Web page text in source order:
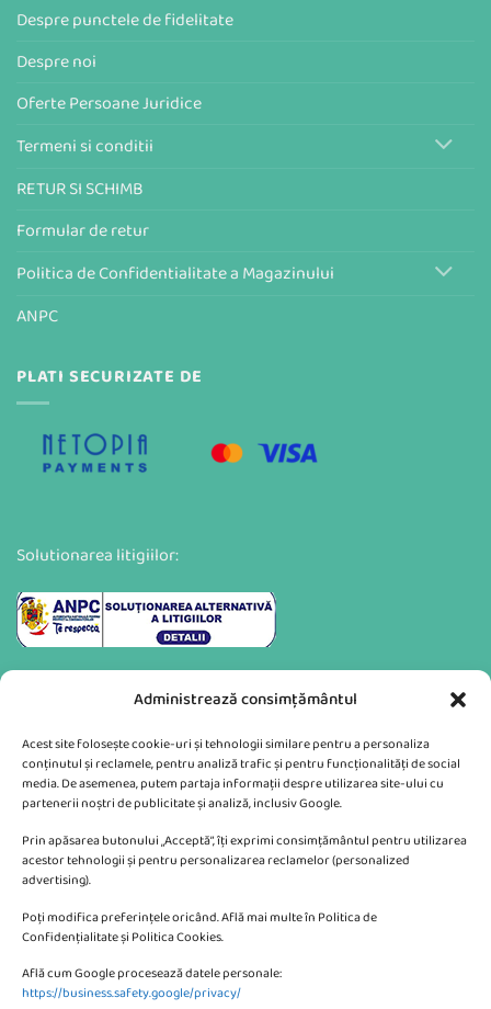
Administrează consimțământul
Acest site folosește cookie-uri și tehnologii similare pentru a personaliza
conținutul și reclamele, pentru analiză trafic și pentru funcționalități de social
media. De asemenea, putem partaja informații despre utilizarea site-ului cu
partenerii noștri de publicitate și analiză, inclusiv Google.
Prin apăsarea butonului „Acceptă”, îți exprimi consimțământul pentru utilizarea
acestor tehnologii și pentru personalizarea reclamelor (personalized
advertising).
Poți modifica preferințele oricând. Află mai multe în Politica de
Confidențialitate și Politica Cookies.
Află cum Google procesează datele personale:
https://business.safety.google/privacy/
Despre punctele de fidelitate
Despre noi
Oferte Persoane Juridice
Termeni si conditii
RETUR SI SCHIMB
Formular de retur
Politica de Confidentialitate a Magazinului
ANPC
PLATI SECURIZATE DE
Solutionarea litigiilor:
Va putem sprijini si prin:
CONTACTEAZA-NE